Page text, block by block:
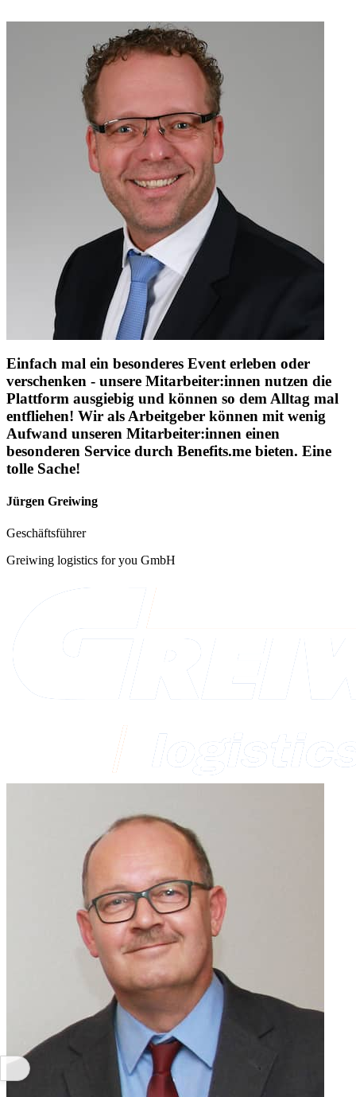
Einfach mal ein besonderes Event erleben oder
verschenken - unsere Mitarbeiter:innen nutzen die
Plattform ausgiebig und können so dem Alltag mal
entfliehen! Wir als Arbeitgeber können mit wenig
Aufwand unseren Mitarbeiter:innen einen
besonderen Service durch Benefits.me bieten. Eine
tolle Sache!
Jürgen Greiwing
Geschäftsführer
Greiwing logistics for you GmbH